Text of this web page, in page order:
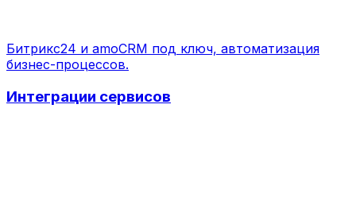
Битрикс24 и amoCRM под ключ, автоматизация
бизнес-процессов.
Интеграции сервисов